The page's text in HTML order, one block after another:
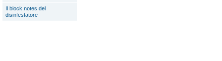
Il block notes del
disinfestatore